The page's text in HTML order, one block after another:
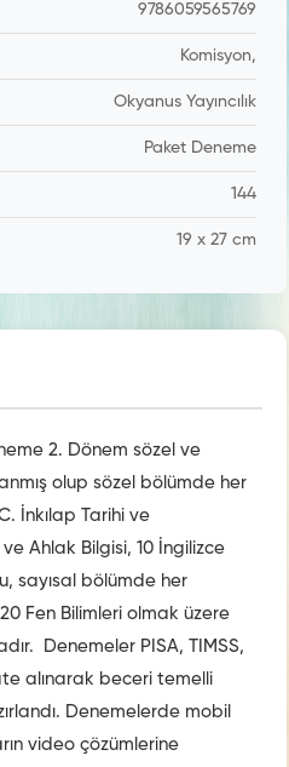
9786059565769
Komisyon,
Okyanus Yayıncılık
Paket Deneme
144
19 x 27 cm
2. Dönem sözel ve
olup sözel bölümde her
İnkılap Tarihi ve
Ahlak Bilgisi, 10 İngilizce
sayısal bölümde her
Fen Bilimleri olmak üzere
Denemeler PISA, TIMSS,
alınarak beceri temelli
Denemelerde mobil
video çözümlerine